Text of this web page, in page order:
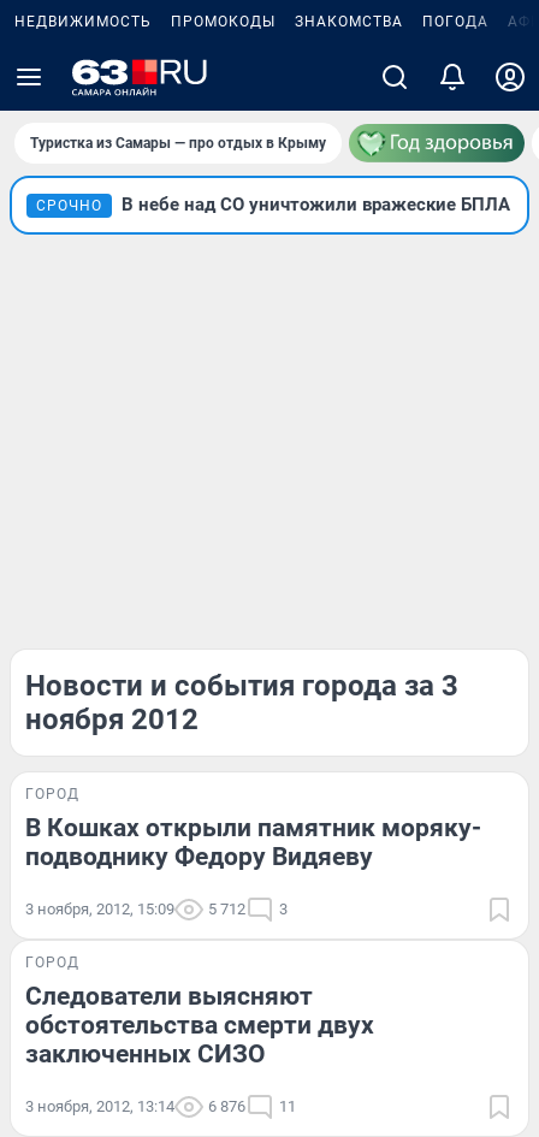
НЕДВИЖИМОСТЬ ПРОМОКОДЫ ЗНАКОМСТВА ПОГОДА
Туристка из Самары — про отдых в Крыму
СРОЧНО В небе над СО уничтожили вражеские БПЛА
Новости и события города за 3
ноября 2012
ГОРОД
В Кошках открыли памятник моряку-
подводнику Федору Видяеву
3 ноября, 2012, 15:09 5 712 3
ГОРОД
Следователи выясняют
обстоятельства смерти двух
заключенных СИЗО
3 ноября, 2012, 13:14 6 876 11